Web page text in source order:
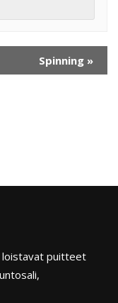
Spinning »
loistavat puitteet